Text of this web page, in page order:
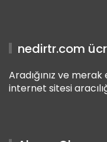
nedirtr.com
Aradığınız ve
internet sitesi